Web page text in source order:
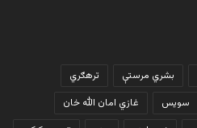
بشري مرستې
ترهګري
سویس
غازي امان الله خان